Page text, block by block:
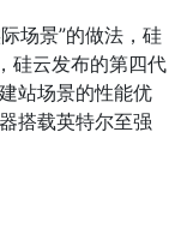
场景”的做法，硅
硅云发布的第四代
站场景的性能优
搭载英特尔至强